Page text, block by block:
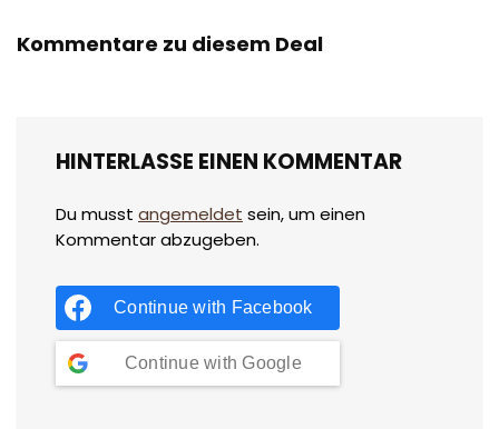
Kommentare zu diesem Deal
HINTERLASSE EINEN KOMMENTAR
Du musst angemeldet sein, um einen
Kommentar abzugeben.
Continue with Facebook
Continue with Google